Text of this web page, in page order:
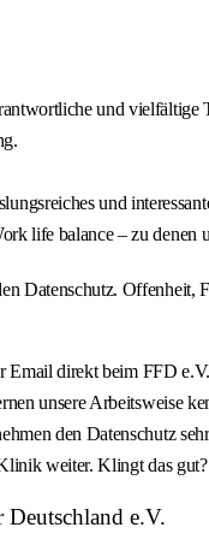
und
und
life balance – zu
Datenschutz.
direkt beim FFD
unsere Arbeitsweise
den Datenschutz
weiter. Klingt das
e.V.